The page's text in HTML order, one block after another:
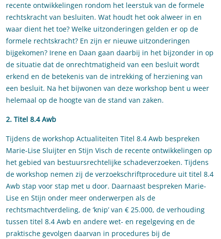
recente ontwikkelingen rondom het leerstuk van de formele
rechtskracht van besluiten. Wat houdt het ook alweer in en
waar dient het toe? Welke uitzonderingen gelden er op de
formele rechtskracht? En zijn er nieuwe uitzonderingen
bijgekomen? Irene en Daan gaan daarbij in het bijzonder in op
de situatie dat de onrechtmatigheid van een besluit wordt
erkend en de betekenis van de intrekking of herziening van
een besluit. Na het bijwonen van deze workshop bent u weer
helemaal op de hoogte van de stand van zaken.
2. Titel 8.4 Awb
Tijdens de workshop Actualiteiten Titel 8.4 Awb bespreken
Marie-Lise Sluijter en Stijn Visch de recente ontwikkelingen op
het gebied van bestuursrechtelijke schadeverzoeken. Tijdens
de workshop nemen zij de verzoekschriftprocedure uit titel 8.4
Awb stap voor stap met u door. Daarnaast bespreken Marie-
Lise en Stijn onder meer onderwerpen als de
rechtsmachtverdeling, de ‘knip’ van € 25.000, de verhouding
tussen titel 8.4 Awb en andere wet- en regelgeving en de
praktische gevolgen daarvan in procedures bij de